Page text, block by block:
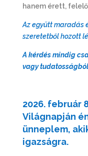
hanem érett,
Az együtt maradás
szeretetből hozott
A kérdés mindig
vagy
2026. február
Világnapján
ünneplem,
igazságra.